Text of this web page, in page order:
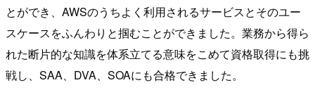
とができ、AWSのうちよく利用されるサービスとそのユー
スケースをふんわりと掴むことができました。業務から得ら
れた断片的な知識を体系立てる意味をこめて資格取得にも挑
戦し、SAA、DVA、SOAにも合格できました。